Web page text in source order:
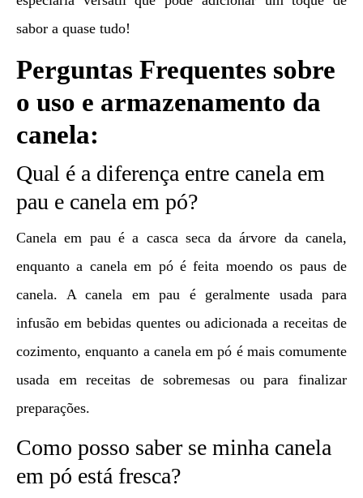
sabor a quase tudo!
Perguntas Frequentes sobre
o uso e armazenamento da
canela:
Qual é a diferença entre canela em
pau e canela em pó?
Canela em pau é a casca seca da árvore da canela,
enquanto a canela em pó é feita moendo os paus de
canela. A canela em pau é geralmente usada para
infusão em bebidas quentes ou adicionada a receitas de
cozimento, enquanto a canela em pó é mais comumente
usada em receitas de sobremesas ou para finalizar
preparações.
Como posso saber se minha canela
em pó está fresca?